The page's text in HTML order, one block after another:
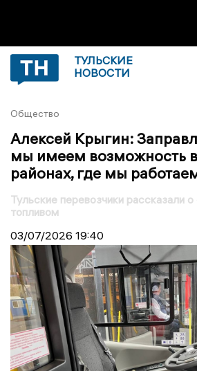
ТУЛЬСКИЕ
НОВОСТИ
Общество
Алексей Крыгин:
мы имеем возможность
районах, где мы
Тульские перевозчики рассказали
топливом
03/07/2026 19:40